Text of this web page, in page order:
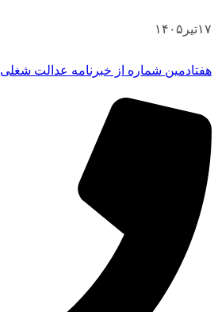
۱۷تیر ۱۴۰۵
هفتادمین شماره از خبرنامه عدالت شغلی